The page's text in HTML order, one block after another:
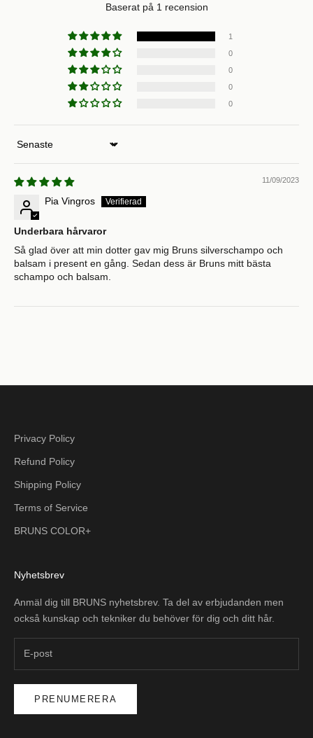
Baserat på 1 recension
1
0
0
0
0
Sort by
11/09/2023
Pia Vingros
Underbara hårvaror
Så glad över att min dotter gav mig Bruns silverschampo och
balsam i present en gång. Sedan dess är Bruns mitt bästa
schampo och balsam.
Privacy Policy
Refund Policy
Shipping Policy
Terms of Service
BRUNS COLOR+
Nyhetsbrev
Anmäl dig till BRUNS nyhetsbrev. Ta del av erbjudanden men
också kunskap och tekniker du behöver för dig och ditt hår.
PRENUMERERA